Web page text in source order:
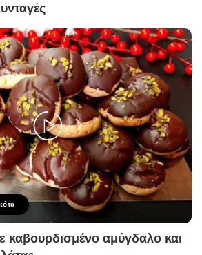
καβουρδισμένο αμύγδαλο και